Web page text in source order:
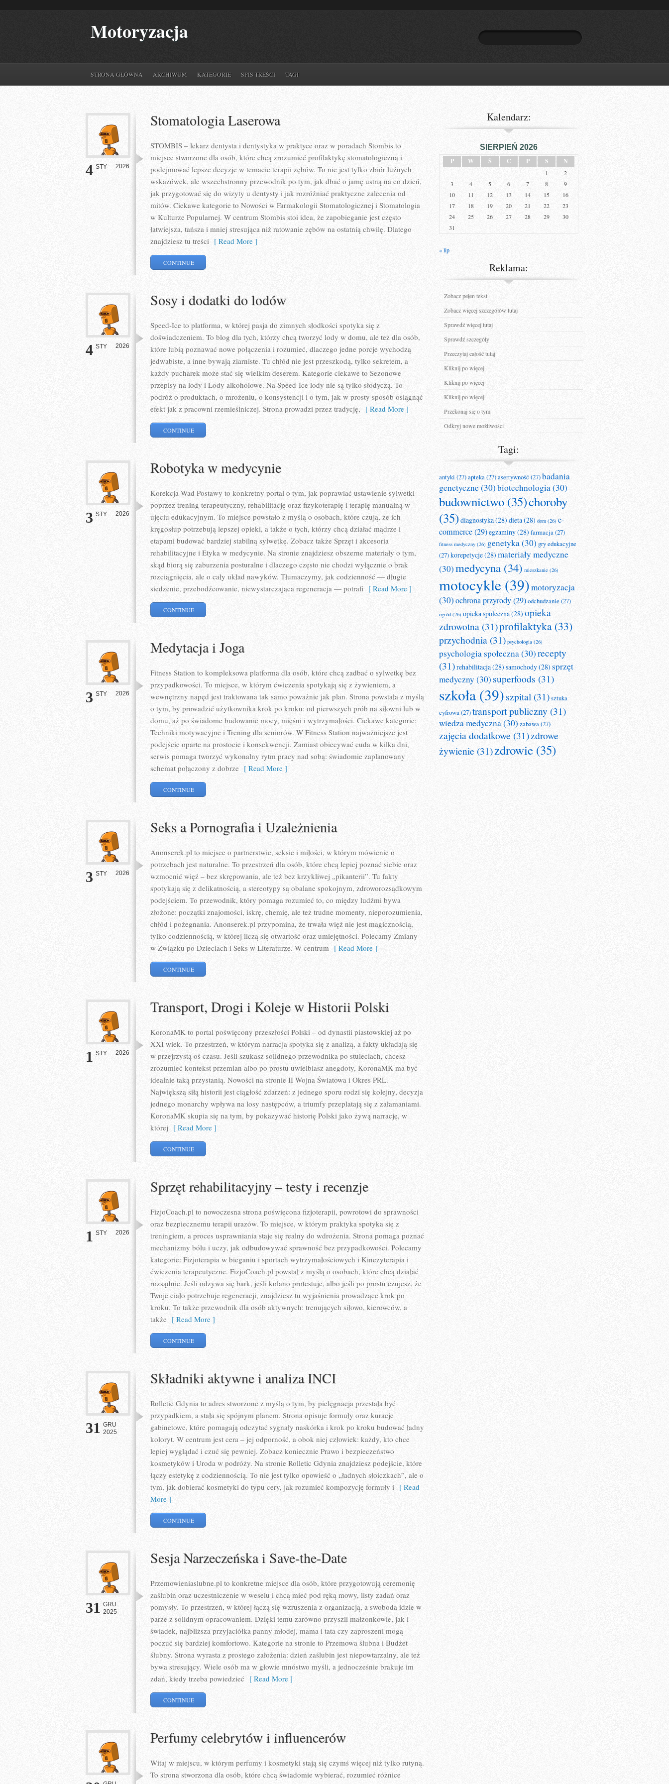
Motoryzacja
STRONA GŁÓWNA ARCHIWUM KATEGORIE SPIS TREŚCI TAGI
4 STY 2026
Stomatologia Laserowa
STOMBIS – lekarz dentysta i dentystyka w praktyce oraz w poradach Stombis to
miejsce stworzone dla osób, które chcą zrozumieć profilaktykę stomatologiczną i
podejmować lepsze decyzje w temacie terapii zębów. To nie jest tylko zbiór luźnych
wskazówek, ale wszechstronny przewodnik po tym, jak dbać o jamę ustną na co dzień,
jak przygotować się do wizyty u dentysty i jak rozróżniać praktyczne zalecenia od
mitów. Ciekawe kategorie to Nowości w Farmakologii Stomatologicznej i Stomatologia
w Kulturze Popularnej. W centrum Stombis stoi idea, że zapobieganie jest często
łatwiejsza, tańsza i mniej stresująca niż ratowanie zębów na ostatnią chwilę. Dlatego
znajdziesz tu treści [ Read More ]
CONTINUE
4 STY 2026
Sosy i dodatki do lodów
Speed-Ice to platforma, w której pasja do zimnych słodkości spotyka się z
doświadczeniem. To blog dla tych, którzy chcą tworzyć lody w domu, ale też dla osób,
które lubią poznawać nowe połączenia i rozumieć, dlaczego jedne porcje wychodzą
jedwabiste, a inne bywają ziarniste. Tu chłód nie jest przeszkodą, tylko sekretem, a
każdy pucharek może stać się wielkim deserem. Kategorie ciekawe to Sezonowe
przepisy na lody i Lody alkoholowe. Na Speed-Ice lody nie są tylko słodyczą. To
podróż o produktach, o mrożeniu, o konsystencji i o tym, jak w prosty sposób osiągnąć
efekt jak z pracowni rzemieślniczej. Strona prowadzi przez tradycję, [ Read More ]
CONTINUE
3 STY 2026
Robotyka w medycynie
Korekcja Wad Postawy to konkretny portal o tym, jak poprawiać ustawienie sylwetki
poprzez trening terapeutyczny, rehabilitację oraz fizykoterapię i terapię manualną w
ujęciu edukacyjnym. To miejsce powstało z myślą o osobach, które czują, że ich
kręgosłup potrzebują lepszej opieki, a także o tych, którzy chcą działać mądrze i
etapami budować bardziej stabilną sylwetkę. Zobacz także Sprzęt i akcesoria
rehabilitacyjne i Etyka w medycynie. Na stronie znajdziesz obszerne materiały o tym,
skąd biorą się zaburzenia posturalne i dlaczego często nie chodzi wyłącznie o brak
rozciągnięcia, ale o cały układ nawyków. Tłumaczymy, jak codzienność — długie
siedzenie, przebodźcowanie, niewystarczająca regeneracja — potrafi [ Read More ]
CONTINUE
3 STY 2026
Medytacja i Joga
Fitness Station to kompleksowa platforma dla osób, które chcą zadbać o sylwetkę bez
przypadkowości. To miejsce, w którym ćwiczenia spotykają się z żywieniem, a
wewnętrzny napęd jest traktowana tak samo poważnie jak plan. Strona powstała z myślą
o tym, by prowadzić użytkownika krok po kroku: od pierwszych prób na siłowni lub w
domu, aż po świadome budowanie mocy, mięśni i wytrzymałości. Ciekawe kategorie:
Techniki motywacyjne i Trening dla seniorów. W Fitness Station najważniejsze jest
podejście oparte na prostocie i konsekwencji. Zamiast obiecywać cuda w kilka dni,
serwis pomaga tworzyć wykonalny rytm pracy nad sobą: świadomie zaplanowany
schemat połączony z dobrze [ Read More ]
CONTINUE
3 STY 2026
Seks a Pornografia i Uzależnienia
Anonserek.pl to miejsce o partnerstwie, seksie i miłości, w którym mówienie o
potrzebach jest naturalne. To przestrzeń dla osób, które chcą lepiej poznać siebie oraz
wzmocnić więź – bez skrępowania, ale też bez krzykliwej „pikanterii”. Tu fakty
spotykają się z delikatnością, a stereotypy są obalane spokojnym, zdroworozsądkowym
podejściem. To przewodnik, który pomaga rozumieć to, co między ludźmi bywa
złożone: początki znajomości, iskrę, chemię, ale też trudne momenty, nieporozumienia,
chłód i pożegnania. Anonserek.pl przypomina, że trwała więź nie jest magicznością,
tylko codziennością, w której liczą się otwartość oraz umiejętności. Polecamy Zmiany
w Związku po Dzieciach i Seks w Literaturze. W centrum [ Read More ]
CONTINUE
1 STY 2026
Transport, Drogi i Koleje w Historii Polski
KoronaMK to portal poświęcony przeszłości Polski – od dynastii piastowskiej aż po
XXI wiek. To przestrzeń, w którym narracja spotyka się z analizą, a fakty układają się
w przejrzystą oś czasu. Jeśli szukasz solidnego przewodnika po stuleciach, chcesz
zrozumieć kontekst przemian albo po prostu uwielbiasz anegdoty, KoronaMK ma być
idealnie taką przystanią. Nowości na stronie II Wojna Światowa i Okres PRL.
Największą siłą historii jest ciągłość zdarzeń: z jednego sporu rodzi się kolejny, decyzja
jednego monarchy wpływa na losy następców, a triumfy przeplatają się z załamaniami.
KoronaMK skupia się na tym, by pokazywać historię Polski jako żywą narrację, w
której [ Read More ]
CONTINUE
1 STY 2026
Sprzęt rehabilitacyjny – testy i recenzje
FizjoCoach.pl to nowoczesna strona poświęcona fizjoterapii, powrotowi do sprawności
oraz bezpiecznemu terapii urazów. To miejsce, w którym praktyka spotyka się z
treningiem, a proces usprawniania staje się realny do wdrożenia. Strona pomaga poznać
mechanizmy bólu i uczy, jak odbudowywać sprawność bez przypadkowości. Polecamy
kategorie: Fizjoterapia w bieganiu i sportach wytrzymałościowych i Kinezyterapia i
ćwiczenia terapeutyczne. FizjoCoach.pl powstał z myślą o osobach, które chcą działać
rozsądnie. Jeśli odzywa się bark, jeśli kolano protestuje, albo jeśli po prostu czujesz, że
Twoje ciało potrzebuje regeneracji, znajdziesz tu wyjaśnienia prowadzące krok po
kroku. To także przewodnik dla osób aktywnych: trenujących siłowo, kierowców, a
także [ Read More ]
CONTINUE
31 GRU
2025
Składniki aktywne i analiza INCI
Rolletic Gdynia to adres stworzone z myślą o tym, by pielęgnacja przestała być
przypadkiem, a stała się spójnym planem. Strona opisuje formuły oraz kuracje
gabinetowe, które pomagają odczytać sygnały naskórka i krok po kroku budować ładny
koloryt. W centrum jest cera – jej odporność, a obok niej człowiek: każdy, kto chce
lepiej wyglądać i czuć się pewniej. Zobacz koniecznie Prawo i bezpieczeństwo
kosmetyków i Uroda w podróży. Na stronie Rolletic Gdynia znajdziesz podejście, które
łączy estetykę z codziennością. To nie jest tylko opowieść o „ładnych słoiczkach”, ale o
tym, jak dobierać kosmetyki do typu cery, jak rozumieć kompozycję formuły i [ Read
More ]
CONTINUE
31 GRU
2025
Sesja Narzeczeńska i Save-the-Date
Przemowieniaslubne.pl to konkretne miejsce dla osób, które przygotowują ceremonię
zaślubin oraz uczestniczenie w weselu i chcą mieć pod ręką mowy, listy zadań oraz
pomysły. To przestrzeń, w której łączą się wzruszenia z organizacją, a swoboda idzie w
parze z solidnym opracowaniem. Dzięki temu zarówno przyszli małżonkowie, jak i
świadek, najbliższa przyjaciółka panny młodej, mama i tata czy zaproszeni mogą
poczuć się bardziej komfortowo. Kategorie na stronie to Przemowa ślubna i Budżet
ślubny. Strona wyrasta z prostego założenia: dzień zaślubin jest niepowtarzalny, ale też
bywa stresujący. Wiele osób ma w głowie mnóstwo myśli, a jednocześnie brakuje im
zdań, kiedy trzeba powiedzieć [ Read More ]
CONTINUE
Perfumy celebrytów i influencerów
Witaj w miejscu, w którym perfumy i kosmetyki stają się czymś więcej niż tylko rutyną.
To strona stworzona dla osób, które chcą świadomie wybierać, rozumieć różnice
Kalendarz:
SIERPIEŃ 2026
P
W Ś C P S N
1
2
3
4 5 6 7 8
9
10
11 12 13 14 15
16
17
18 19 20 21 22
23
24
25 26 27 28 29
30
31
« lip
Reklama:
Zobacz pełen tekst
Zobacz więcej szczegółów tutaj
Sprawdź więcej tutaj
Sprawdź szczegóły
Przeczytaj całość tutaj
Kliknij po więcej
Kliknij po więcej
Kliknij po więcej
Przekonaj się o tym
Odkryj nowe możliwości
Tagi:
antyki(27)apteka(27)asertywność(27)badania
genetyczne(30)biotechnologia(30)
budownictwo (35)choroby
(35) diagnostyka(28) dieta(28) dom (26) e-
commerce(29)egzaminy(28) farmacja(27)
fitness medyczny (26) genetyka(30) gry edukacyjne
(27)korepetycje(28) materiały medyczne
(30)medycyna (34) mieszkanie (26)
motocykle (39)motoryzacja
(30)ochrona przyrody(29)odchudzanie(27)
ogród (26) opieka społeczna(28) opieka
zdrowotna (31)profilaktyka (33)
przychodnia (31) psychologia (26)
psychologia społeczna(30)recepty
(31)rehabilitacja(28) samochody(28) sprzęt
medyczny (30) superfoods (31)
szkoła (39)szpital (31)sztuka
cyfrowa(27)transport publiczny (31)
wiedza medyczna(30) zabawa(27)
zajęcia dodatkowe (31)zdrowe
żywienie (31)zdrowie (35)